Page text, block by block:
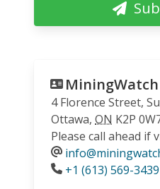
4 Florence Street,
Ottawa, ON K2P
Please call ahead if
Phone
+1 (613) 569-3439